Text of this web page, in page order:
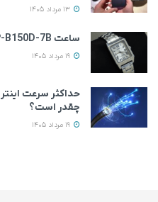
ساعت LTP-B150D-7B کاسیو با طراحی رترو عرضه شد
حداکثر سرعت
چقدر است؟